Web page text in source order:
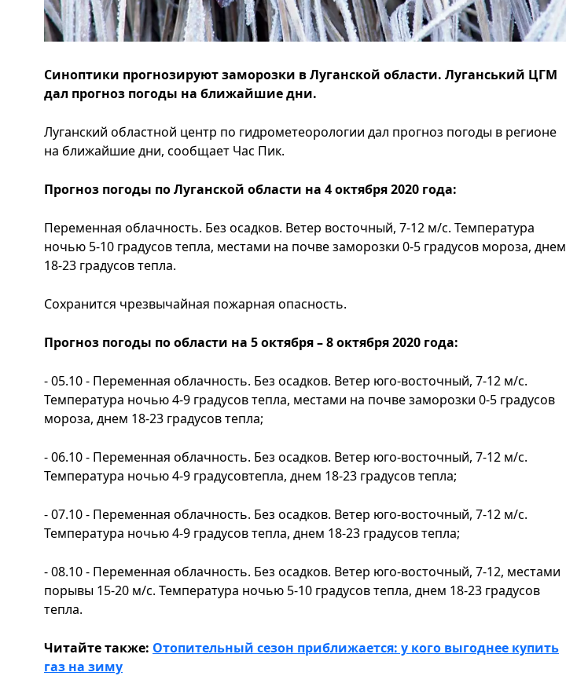
Синоптики прогнозируют заморозки в Луганской области. Луганський ЦГМ
дал прогноз погоды на ближайшие дни.
Луганский областной центр по гидрометеорологии дал прогноз погоды в регионе
на ближайшие дни, сообщает Час Пик.
Прогноз погоды по Луганской области на 4 октября 2020 года:
Переменная облачность. Без осадков. Ветер восточный, 7-12 м/с. Температура
ночью 5-10 градусов тепла, местами на почве заморозки 0-5 градусов мороза, днем
18-23 градусов тепла.
Сохранится чрезвычайная пожарная опасность.
Прогноз погоды по области на 5 октября – 8 октября 2020 года:
- 05.10 - Переменная облачность. Без осадков. Ветер юго-восточный, 7-12 м/с.
Температура ночью 4-9 градусов тепла, местами на почве заморозки 0-5 градусов
мороза, днем 18-23 градусов тепла;
- 06.10 - Переменная облачность. Без осадков. Ветер юго-восточный, 7-12 м/с.
Температура ночью 4-9 градусовтепла, днем 18-23 градусов тепла;
- 07.10 - Переменная облачность. Без осадков. Ветер юго-восточный, 7-12 м/с.
Температура ночью 4-9 градусов тепла, днем 18-23 градусов тепла;
- 08.10 - Переменная облачность. Без осадков. Ветер юго-восточный, 7-12, местами
порывы 15-20 м/с. Температура ночью 5-10 градусов тепла, днем 18-23 градусов
тепла.
Читайте также: Отопительный сезон приближается: у кого выгоднее купить
газ на зиму